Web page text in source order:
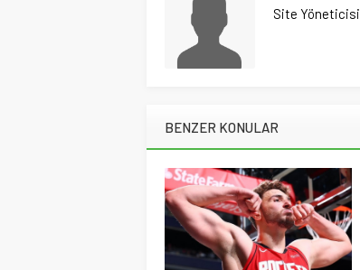
Site Yöneticisi
BENZER KONULAR